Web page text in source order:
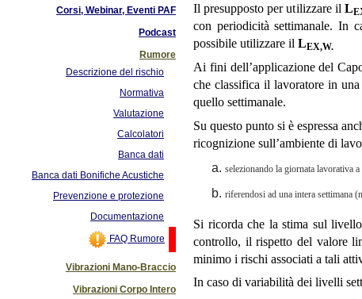
Corsi, Webinar, Eventi PAF
Podcast
Rumore
Descrizione del rischio
Normativa
Valutazione
Calcolatori
Banca dati
Banca dati Bonifiche Acustiche
Prevenzione e protezione
Documentazione
FAQ Rumore
Vibrazioni Mano-Braccio
Vibrazioni Corpo Intero
Il presupposto per utilizzare il L
con periodicità settimanale. In
possibile utilizzare il LEX,W.
Ai fini dell’applicazione del
che classifica il lavoratore in
quello settimanale.
Su questo punto si è espressa
ricognizione sull’ambiente di
selezionando la giornata lavorativa
riferendosi ad una intera settimana
Si ricorda che la stima sul
controllo, il rispetto del valore
minimo i rischi associati a tali
In caso di variabilità dei livelli